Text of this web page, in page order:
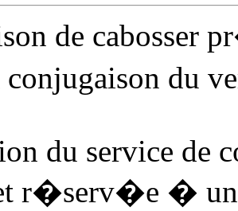
de
conjugaison du
du service de
r�serv�e � un